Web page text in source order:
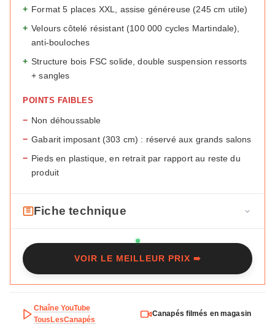
+ Format 5 places XXL, assise généreuse (245 cm utile)
+ Velours côtelé résistant (100 000 cycles Martindale),
anti-bouloches
+ Structure bois FSC solide, double suspension ressorts
+ sangles
POINTS FAIBLES
− Non déhoussable
− Gabarit imposant (303 cm) : réservé aux grands salons
− Pieds en plastique, en retrait par rapport au reste du
produit
Fiche technique
c
e
e
Revêtement
Velours côtelé (92 % polyester, 8 %
polyamide)
bouloches, résistant aux accrocs
VOIR LE MEILLEUR PRIX ➠
Chaîne YouTube
TousLesCanapés
Canapés filmés en magasin